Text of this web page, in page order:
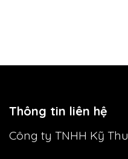
Thông tin liên hệ
Công ty TNHH Kỹ